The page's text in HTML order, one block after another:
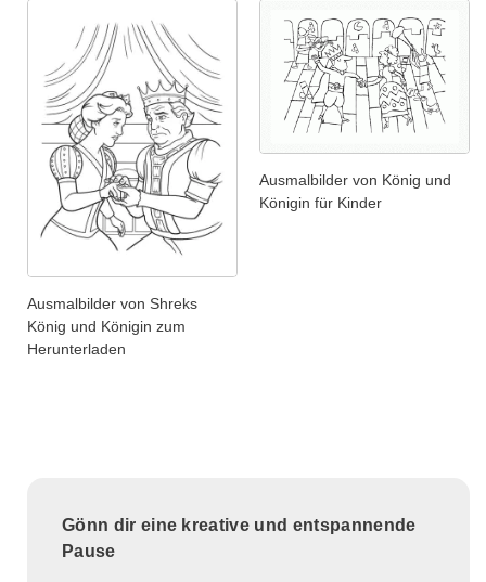
Ausmalbilder von Shreks
König und Königin zum
Herunterladen
Ausmalbilder von König und
Königin für Kinder
Gönn dir eine kreative und entspannende
Pause